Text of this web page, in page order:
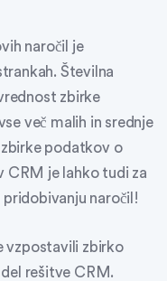
naročil je
Številna
zbirke
več malih in srednje
podatkov o
CRM je lahko tudi za
naročil!
vzpostavili zbirko
rešitve CRM.